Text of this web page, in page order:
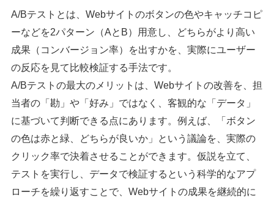
A/Bテストとは、Webサイトのボタンの色やキャッチコピ
ーなどを2パターン（AとB）用意し、どちらがより高い
成果（コンバージョン率）を出すかを、実際にユーザー
の反応を見て比較検証する手法です。
A/Bテストの最大のメリットは、Webサイトの改善を、担
当者の「勘」や「好み」ではなく、客観的な「データ」
に基づいて判断できる点にあります。例えば、「ボタン
の色は赤と緑、どちらが良いか」という議論を、実際の
クリック率で決着させることができます。仮説を立て、
テストを実行し、データで検証するという科学的なアプ
ローチを繰り返すことで、Webサイトの成果を継続的に